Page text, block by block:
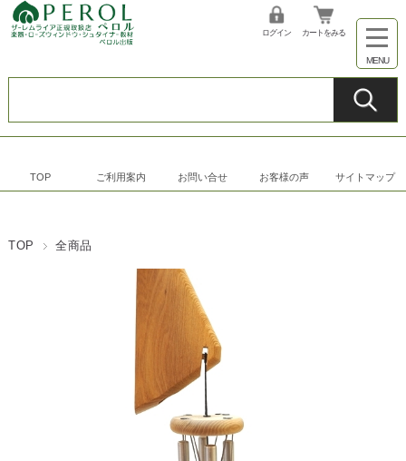
ログイン カートをみる
TOP ご利用案内 お問い合せ お客様の声 サイトマップ
TOP 全商品